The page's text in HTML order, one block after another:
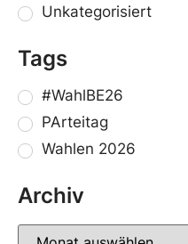
Unkategorisiert
Tags
#WahlBE26
PArteitag
Wahlen 2026
Archiv